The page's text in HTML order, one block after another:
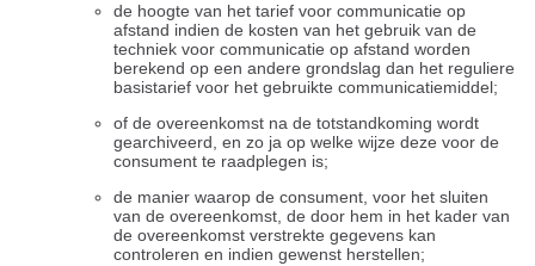
de hoogte van het tarief voor communicatie op
afstand indien de kosten van het gebruik van de
techniek voor communicatie op afstand worden
berekend op een andere grondslag dan het reguliere
basistarief voor het gebruikte communicatiemiddel;
of de overeenkomst na de totstandkoming wordt
gearchiveerd, en zo ja op welke wijze deze voor de
consument te raadplegen is;
de manier waarop de consument, voor het sluiten
van de overeenkomst, de door hem in het kader van
de overeenkomst verstrekte gegevens kan
controleren en indien gewenst herstellen;